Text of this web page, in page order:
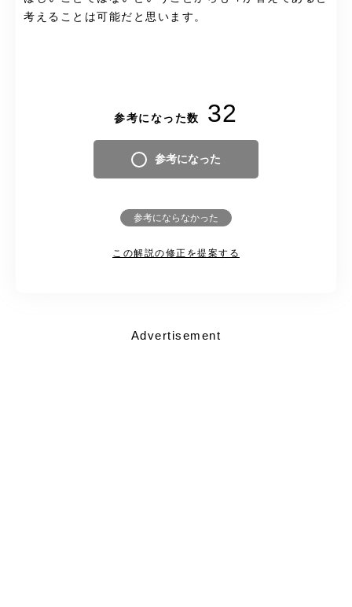
考えることは可能だと思います。
参考になった数 32
参考になった
参考にならなかった
この解説の修正を提案する
Advertisement